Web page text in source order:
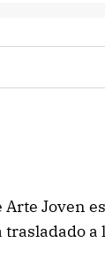
Joven
trasladado